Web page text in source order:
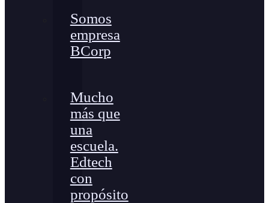
Somos
empresa
BCorp
Mucho
más que
una
escuela.
Edtech
con
propósito